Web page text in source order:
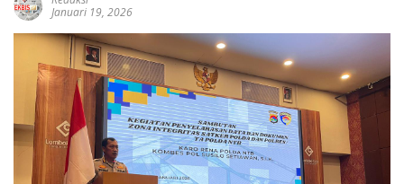
Januari 19, 2026